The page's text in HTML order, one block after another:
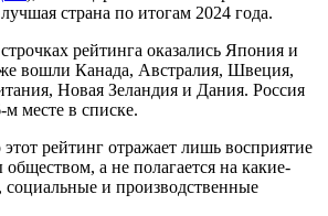
страна по итогам 2024 года.
рейтинга оказались Япония и
вошли Канада, Австралия, Швеция,
Новая Зеландия и Дания. Россия
месте в списке.
рейтинг отражает лишь восприятие
а не полагается на какие-
социальные и производственные